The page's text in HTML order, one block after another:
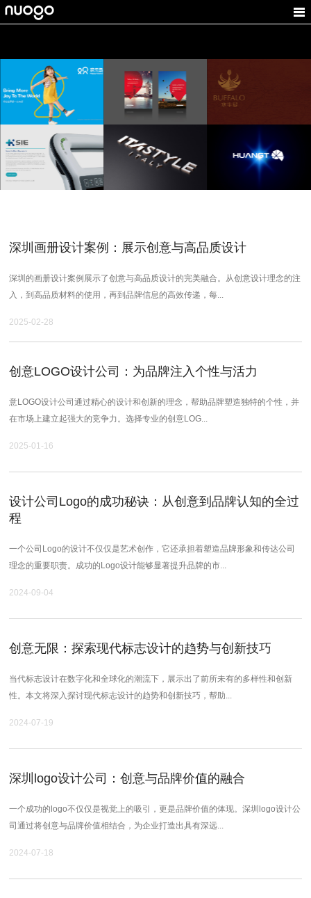
欢乐岛
游乐设施VI设计,企业形
象设计
太科智能
医疗产品VI设计,科技公
司品牌设计
一礼通
购物平台LOGO设计,礼
品VI设计
意宝格
家居品牌设计,家居
水牛号
餐饮VI设计,食品LOGO
煌台光电
光电LOGO设计, 工业品
牌设计
深圳画册设计案例：展示创意与高品质设计
深圳的画册设计案例展示了创意与高品质设计的完美融合。从创意设计理念的注
入，到高品质材料的使用，再到品牌信息的高效传递，每...
2025-02-28
创意LOGO设计公司：为品牌注入个性与活力
意LOGO设计公司通过精心的设计和创新的理念，帮助品牌塑造独特的个性，并
在市场上建立起强大的竞争力。选择专业的创意LOG...
2025-01-16
设计公司Logo的成功秘诀：从创意到品牌认知的全过
程
一个公司Logo的设计不仅仅是艺术创作，它还承担着塑造品牌形象和传达公司
理念的重要职责。成功的Logo设计能够显著提升品牌的市...
2024-09-04
创意无限：探索现代标志设计的趋势与创新技巧
当代标志设计在数字化和全球化的潮流下，展示出了前所未有的多样性和创新
性。本文将深入探讨现代标志设计的趋势和创新技巧，帮助...
2024-07-19
深圳logo设计公司：创意与品牌价值的融合
一个成功的logo不仅仅是视觉上的吸引，更是品牌价值的体现。深圳logo设计公
司通过将创意与品牌价值相结合，为企业打造出具有深远...
2024-07-18